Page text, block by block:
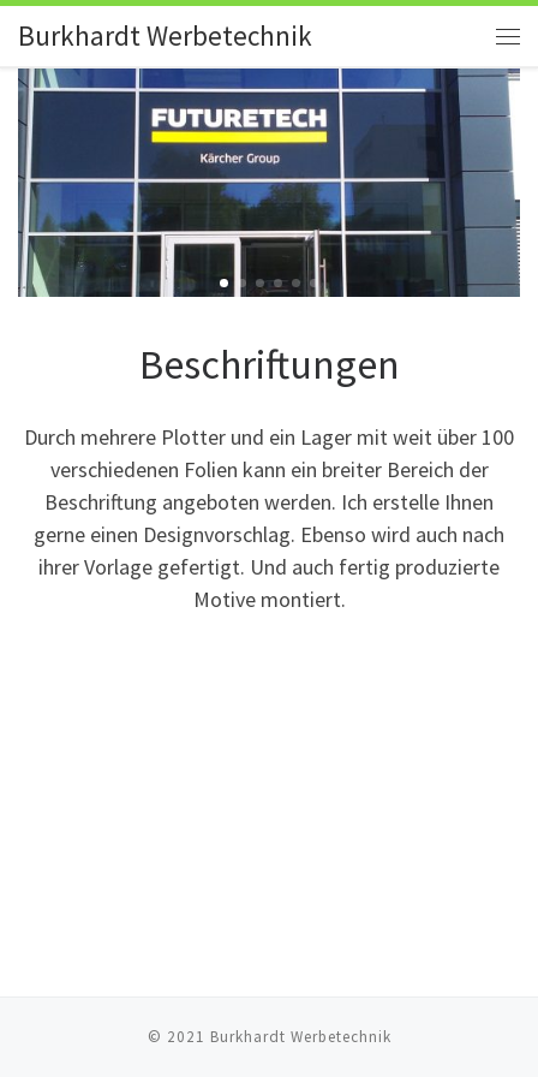
Zum Inhalt springen
Burkhardt Werbetechnik
Beschriftungen
Durch mehrere Plotter und ein Lager mit weit über 100
verschiedenen Folien kann ein breiter Bereich der
Beschriftung angeboten werden. Ich erstelle Ihnen
gerne einen Designvorschlag. Ebenso wird auch nach
ihrer Vorlage gefertigt. Und auch fertig produzierte
Motive montiert.
© 2021 Burkhardt Werbetechnik